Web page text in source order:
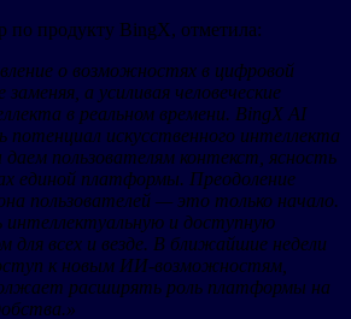
по продукту BingX, отметила:
о возможностях в цифровой
а усиливая человеческие
в реальном времени. BingX AI
искусственного интеллекта
даем пользователям контекст, ясность
единой платформы. Преодоление
пользователей — это только начало.
и доступную
всех и везде. В ближайшие недели
к новым ИИ-возможностям,
расширять роль платформы на